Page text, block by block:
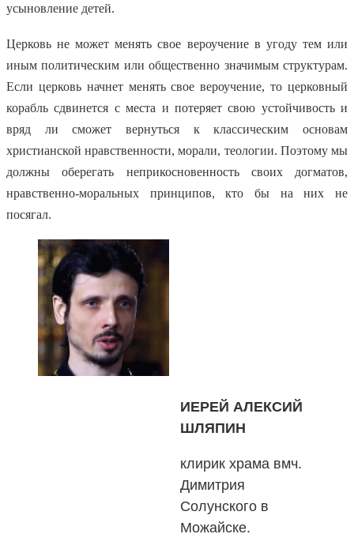
усыновление детей.
Церковь не может менять свое вероучение в угоду тем или
иным политическим или общественно значимым структурам.
Если церковь начнет менять свое вероучение, то церковный
корабль сдвинется с места и потеряет свою устойчивость и
вряд ли сможет вернуться к классическим основам
христианской нравственности, морали, теологии. Поэтому мы
должны оберегать неприкосновенность своих догматов,
нравственно-моральных принципов, кто бы на них не
посягал.
ИЕРЕЙ АЛЕКСИЙ
ШЛЯПИН
клирик храма вмч.
Димитрия
Солунского в
Можайске.